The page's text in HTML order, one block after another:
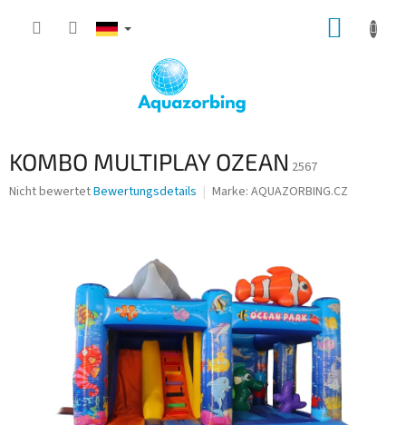
KOMBO MULTIPLAY OZEAN 2567
Die
Nicht bewertetBewertungsdetails Marke: AQUAZORBING.CZ